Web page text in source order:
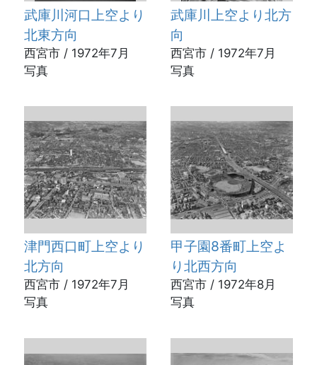
武庫川河口上空より
北東方向
西宮市 / 1972年7月
写真
武庫川上空より北方
向
西宮市 / 1972年7月
写真
津門西口町上空より
北方向
西宮市 / 1972年7月
写真
甲子園8番町上空よ
り北西方向
西宮市 / 1972年8月
写真